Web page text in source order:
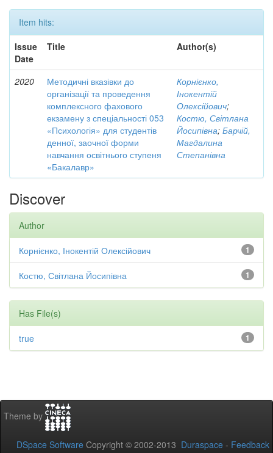
Item hits:
Issue
Date
Title Author(s)
2020
Методичні вказівки до
організації та проведення
комплексного фахового
екзамену з спеціальності 053
«Психологія» для студентів
денної, заочної форми
навчання освітнього ступеня
«Бакалавр»
Корнієнко,
Інокентій
Олексійович;
Костю, Світлана
Йосипівна; Барчій,
Магдалина
Степанівна
Discover
Author
1
Корнієнко, Інокентій Олексійович
1
Костю, Світлана Йосипівна
Has File(s)
1
true
Theme by
DSpace Software Copyright © 2002-2013 Duraspace - Feedback